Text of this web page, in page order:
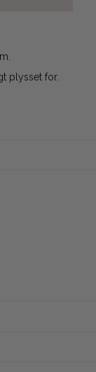
plysset for.